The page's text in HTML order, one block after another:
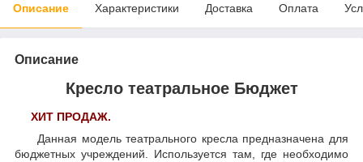
Описание Характеристики Доставка Оплата
Описание
Кресло театральное Бюджет
ХИТ ПРОДАЖ.
Данная модель театрального кресла предназначена для
бюджетных учреждений. Используется там, где необходимо